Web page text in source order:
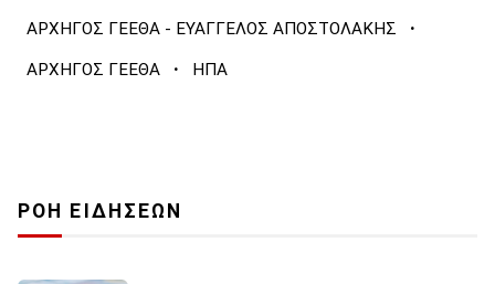
ΑΡΧΗΓΟΣ ΓΕΕΘΑ - ΕΥΑΓΓΕΛΟΣ ΑΠΟΣΤΟΛΑΚΗΣ ·
ΑΡΧΗΓΟΣ ΓΕΕΘΑ · ΗΠΑ
ΡΟΗ ΕΙΔΗΣΕΩΝ